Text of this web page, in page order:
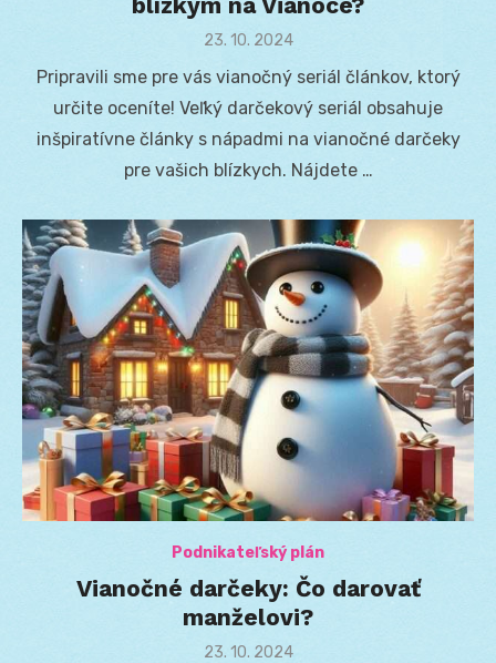
Posted
23. 10. 2024
Pripravili sme pre vás vianočný seriál článkov, ktorý
určite oceníte! Veľký darčekový seriál obsahuje
inšpiratívne články s nápadmi na vianočné darčeky
pre vašich blízkych. Nájdete …
Podnikateľský plán
Vianočné darčeky: Čo darovať
manželovi?
Posted
23. 10. 2024